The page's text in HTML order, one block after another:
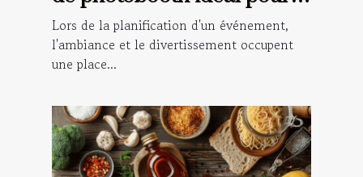
votre événement
Lors de la planification d'un événement,
l'ambiance et le divertissement occupent
une place...